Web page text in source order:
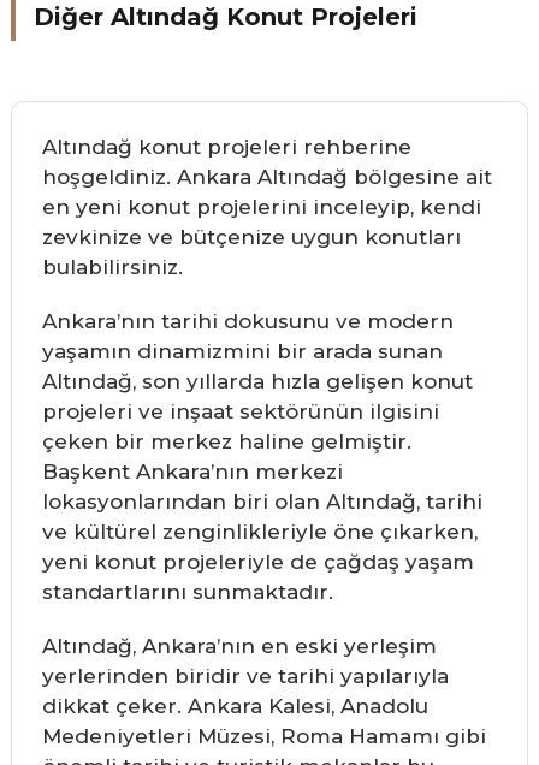
Diğer Altındağ Konut Projeleri
Altındağ konut projeleri rehberine
hoşgeldiniz. Ankara Altındağ bölgesine ait
en yeni konut projelerini inceleyip, kendi
zevkinize ve bütçenize uygun konutları
bulabilirsiniz.
Ankara’nın tarihi dokusunu ve modern
yaşamın dinamizmini bir arada sunan
Altındağ, son yıllarda hızla gelişen konut
projeleri ve inşaat sektörünün ilgisini
çeken bir merkez haline gelmiştir.
Başkent Ankara’nın merkezi
lokasyonlarından biri olan Altındağ, tarihi
ve kültürel zenginlikleriyle öne çıkarken,
yeni konut projeleriyle de çağdaş yaşam
standartlarını sunmaktadır.
Altındağ, Ankara’nın en eski yerleşim
yerlerinden biridir ve tarihi yapılarıyla
dikkat çeker. Ankara Kalesi, Anadolu
Medeniyetleri Müzesi, Roma Hamamı gibi